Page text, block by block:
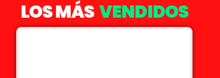
LOS MÁS VENDIDOS